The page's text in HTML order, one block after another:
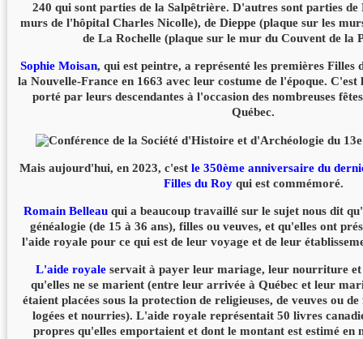
240 qui sont parties de la Salpêtrière. D'autres sont parties de
murs de l'hôpital Charles Nicolle), de Dieppe (plaque sur les
de La Rochelle (plaque sur le mur du Couvent de la
Sophie Moisan, qui est peintre, a représenté les premières Filles
la Nouvelle-France en 1663 avec leur costume de l'époque. C'est
porté par leurs descendantes à l'occasion des nombreuses
Québec.
Mais aujourd'hui, en 2023, c'estle 350ème anniversaire du
Filles du Roy qui est commémoré.
Romain Belleau qui a beaucoup travaillé sur le sujet nous dit
généalogie (de 15 à 36 ans), filles ou veuves, et qu'elles ont
l'aide royale pour ce qui est de leur voyage et de leur
L'aide royale servait à payer leur mariage, leur nourriture
qu'elles ne se marient (entre leur arrivée à Québec et leur
étaient placées sous la protection de religieuses, de veuves ou
logées et nourries). L'aide royale représentait 50 livres
propres qu'elles emportaient et dont le montant est estimé en